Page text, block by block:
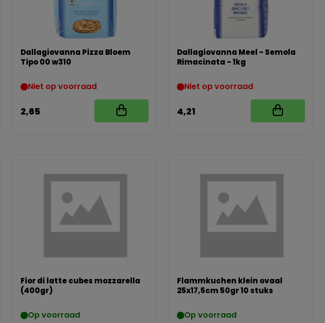
Dallagiovanna Pizza Bloem
Tipo 00 w310
Niet op voorraad
2,65
Dallagiovanna Meel - Semola
Rimacinata - 1kg
Niet op voorraad
4,21
Fior di latte cubes mozzarella
(400gr)
Op voorraad
Flammkuchen klein ovaal
25x17,5cm 50gr 10 stuks
Op voorraad